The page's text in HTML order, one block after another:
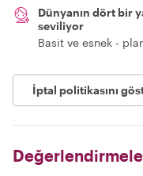
Dünyanın dört bir
seviliyor
Basit ve esnek -
İptal politikasını